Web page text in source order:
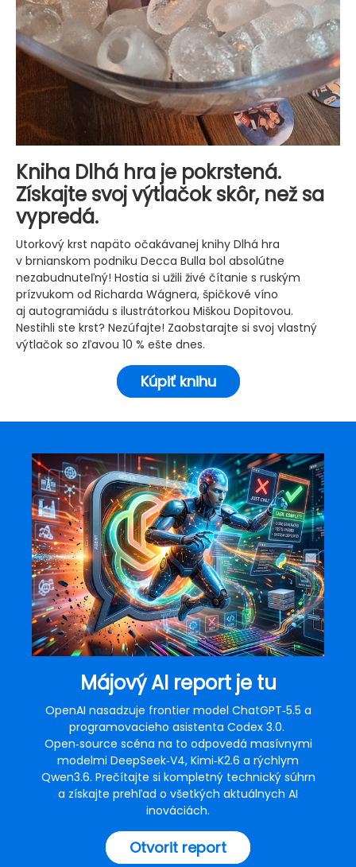
Kniha Dlhá hra je pokrstená.
Získajte svoj výtlačok skôr, než sa
vypredá.
Utorkový krst napäto očakávanej knihy Dlhá hra
v brnianskom podniku Decca Bulla bol absolútne
nezabudnuteľný! Hostia si užili živé čítanie s ruským
prízvukom od Richarda Wágnera, špičkové víno
aj autogramiádu s ilustrátorkou Miškou Dopitovou.
Nestihli ste krst? Nezúfajte! Zaobstarajte si svoj vlastný
výtlačok so zľavou 10 % ešte dnes.
Kúpiť knihu
Májový AI report je tu
OpenAI nasadzuje frontier model ChatGPT‑5.5 a
programovacieho asistenta Codex 3.0.
Open‑source scéna na to odpovedá masívnymi
modelmi DeepSeek‑V4, Kimi‑K2.6 a rýchlym
Qwen3.6. Prečítajte si kompletný technický súhrn
a získajte prehľad o všetkých aktuálnych AI
inováciách.
Otvorit report